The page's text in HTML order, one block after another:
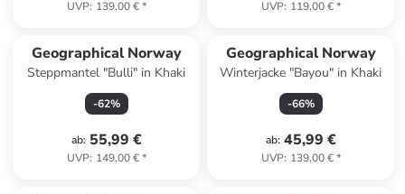
UVP: 139,00 €* UVP: 119,00 €*
Geographical Norway
Steppmantel "Bulli" in Khaki
-62%
ab: 55,99 €
UVP: 149,00 €*
Geographical Norway
Winterjacke "Bayou" in Khaki
-66%
ab: 45,99 €
UVP: 139,00 €*